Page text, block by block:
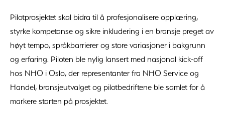
Pilotprosjektet skal bidra til å profesjonalisere opplæring,
styrke kompetanse og sikre inkludering i en bransje preget av
høyt tempo, språkbarrierer og store variasjoner i bakgrunn
og erfaring. Piloten ble nylig lansert med nasjonal kick-off
hos NHO i Oslo, der representanter fra NHO Service og
Handel, bransjeutvalget og pilotbedriftene ble samlet for å
markere starten på prosjektet.